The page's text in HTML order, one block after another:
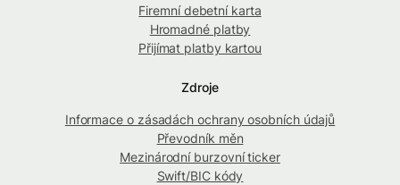
Firemní debetní karta
Hromadné platby
Přijímat platby kartou
Zdroje
Informace o zásadách ochrany osobních údajů
Převodník měn
Mezinárodní burzovní ticker
Swift/BIC kódy